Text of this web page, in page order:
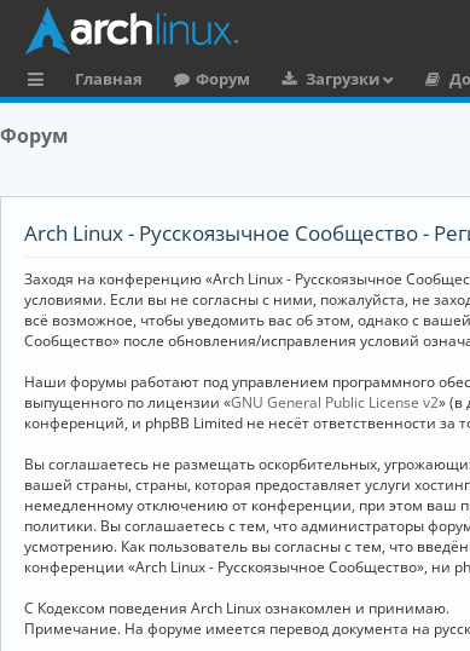
ы
к
Главная Форум Загрузки
Форум
Arch Linux - Русскоязычное Сообщество -
Заходя на конференцию «Arch Linux - Русскоязычное
условиями. Если вы не согласны с ними, пожалуйста, не
всё возможное, чтобы уведомить вас об этом, однако с
Сообщество» после обновления/исправления условий
Наши форумы работают под управлением программного
выпущенного по лицензии «GNU General Public License v2» (в
конференций, и phpBB Limited не несёт ответственности
Вы соглашаетесь не размещать оскорбительных,
вашей страны, страны, которая предоставляет услуги
немедленному отключению от конференции, при этом ваш
политики. Вы соглашаетесь с тем, что администраторы
усмотрению. Как пользователь вы согласны с тем, что
конференции «Arch Linux - Русскоязычное Сообщество», ни
С Кодексом поведения Arch Linux ознакомлен и принимаю.
Примечание. На форуме имеется перевод документа на